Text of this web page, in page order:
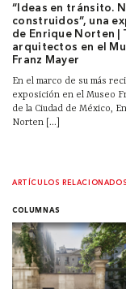
“Ideas en tránsito.
construidos”, una
de Enrique Norten |
arquitectos en el
Franz Mayer
En el marco de su más
exposición en el Museo
de la Ciudad de México,
Norten [...]
ARTÍCULOS RELACIONADOS
COLUMNAS